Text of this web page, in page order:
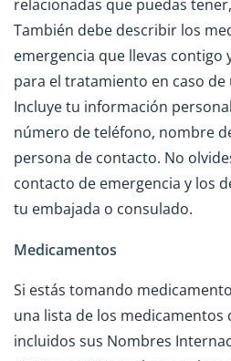
relacionadas que puedas
También debe describir los
emergencia que llevas contigo
para el tratamiento en caso de
Incluye tu información
número de teléfono, nombre
persona de contacto. No
contacto de emergencia y los
tu embajada o consulado.
Medicamentos
Si estás tomando
una lista de los medicamentos
incluidos sus Nombres